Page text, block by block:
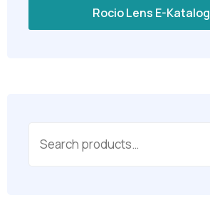
Rocio Lens E-Katalog